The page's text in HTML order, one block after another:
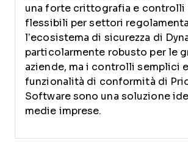
una forte crittografia e controlli
flessibili per settori
l’ecosistema di sicurezza di
particolarmente robusto per le
aziende, ma i controlli semplici
funzionalità di conformità di
Software sono una soluzione
medie imprese.